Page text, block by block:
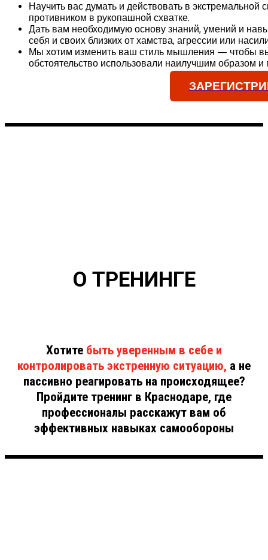
Научить вас думать и действовать в экстремальной
противником в рукопашной схватке.
Дать вам необходимую основу знаний, умений и
себя и своих близких от хамства, агрессии или
Мы хотим изменить ваш стиль мышления — чтобы
обстоятельство использовали наилучшим образом
О ТРЕНИНГЕ
Хотите быть уверенным в себе и
контролировать экстренную ситуацию, а не
пассивно реагировать на происходящее?
Пройдите тренинг в Краснодаре, где
профессионалы расскажут вам об
эффективных навыках самообороны